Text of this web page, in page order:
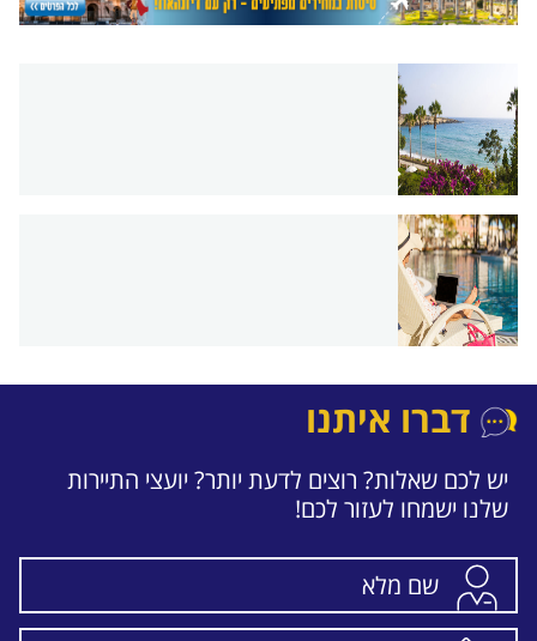
דברו איתנו
יש לכם שאלות? רוצים לדעת יותר? יועצי התיירות
שלנו ישמחו לעזור לכם!